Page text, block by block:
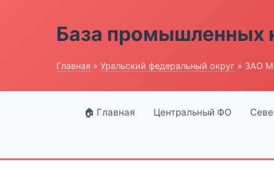
База промышленных
Главная » Уральский федеральный округ » ЗАО
🏠 Главная Центральный ФО